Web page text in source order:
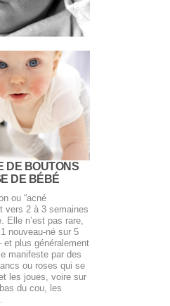
DE BOUTONS
DE BÉBÉ
ou “acné
vers 2 à 3 semaines
Elle n’est pas rare,
nouveau-né sur 5
et plus généralement
manifeste par des
ou roses qui se
les joues, voire sur
du cou, les